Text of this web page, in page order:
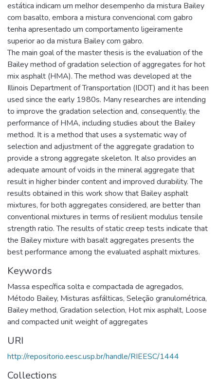
estática indicam um melhor desempenho da mistura Bailey
com basalto, embora a mistura convencional com gabro
tenha apresentado um comportamento ligeiramente
superior ao da mistura Bailey com gabro.
The main goal of the master thesis is the evaluation of the
Bailey method of gradation selection of aggregates for hot
mix asphalt (HMA). The method was developed at the
Illinois Department of Transportation (IDOT) and it has been
used since the early 1980s. Many researches are intending
to improve the gradation selection and, consequently, the
performance of HMA, including studies about the Bailey
method. It is a method that uses a systematic way of
selection and adjustment of the aggregate gradation to
provide a strong aggregate skeleton. It also provides an
adequate amount of voids in the mineral aggregate that
result in higher binder content and improved durability. The
results obtained in this work show that Bailey asphalt
mixtures, for both aggregates considered, are better than
conventional mixtures in terms of resilient modulus tensile
strength ratio. The results of static creep tests indicate that
the Bailey mixture with basalt aggregates presents the
best performance among the evaluated asphalt mixtures.
Keywords
Massa específica solta e compactada de agregados,
Método Bailey, Misturas asfálticas, Seleção granulométrica,
Bailey method, Gradation selection, Hot mix asphalt, Loose
and compacted unit weight of aggregates
URI
http://repositorio.eesc.usp.br/handle/RIEESC/1444
Collections